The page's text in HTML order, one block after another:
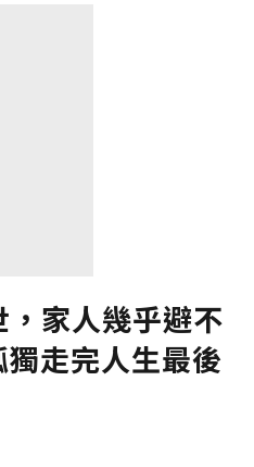
家人幾乎避不
走完人生最後